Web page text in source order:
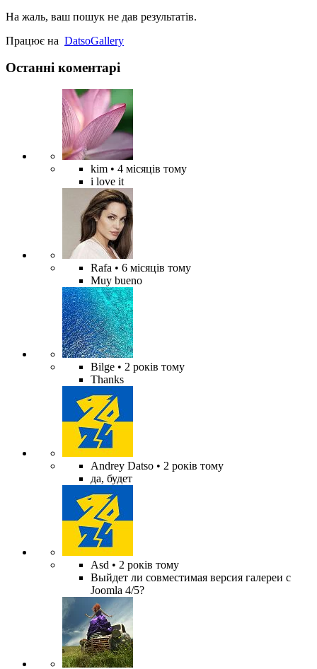
На жаль, ваш пошук не дав результатів.
Працює на DatsoGallery
Останні коментарі
kim • 4 місяців тому
i love it
Rafa • 6 місяців тому
Muy bueno
Bilge • 2 років тому
Thanks
Andrey Datso • 2 років тому
да, будет
Asd • 2 років тому
Выйдет ли совместимая версия галереи с
Joomla 4/5?